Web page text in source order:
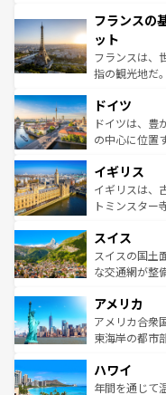
ませてくれる
なお、新着の
しい。
文化が根付く
れる闘牛、そ
る。首都マド
アートに溢れ
せる。地方に
ンテンツ一覧
フランスの
ット
フランスは、
指の観光地だ
で、幅広い魅
聖堂、美しい
から魅了する
いる。シャン
香り高いラベ
らに、パリ以
れる地方に足
を参照してほ
ドイツ
ドイツは、豊
の中心に位置
顔を持つこの
ルリンの文化
してライン川
は、お酒好きな人
ドイツ情報は
イギリス
イギリスは、
トミンスター
リアごとに異
ティー、ビー
戦など、本場
ンツ一覧を参
スイス
スイスの国土
な交通網が整
の建物がその
博物館もあり
ことができる
ば市内交通費無
着のスイス情
アメリカ
アメリカ合衆
東海岸の都市
のような巨大
ンメントが詰
ハワイ
年間を通じて